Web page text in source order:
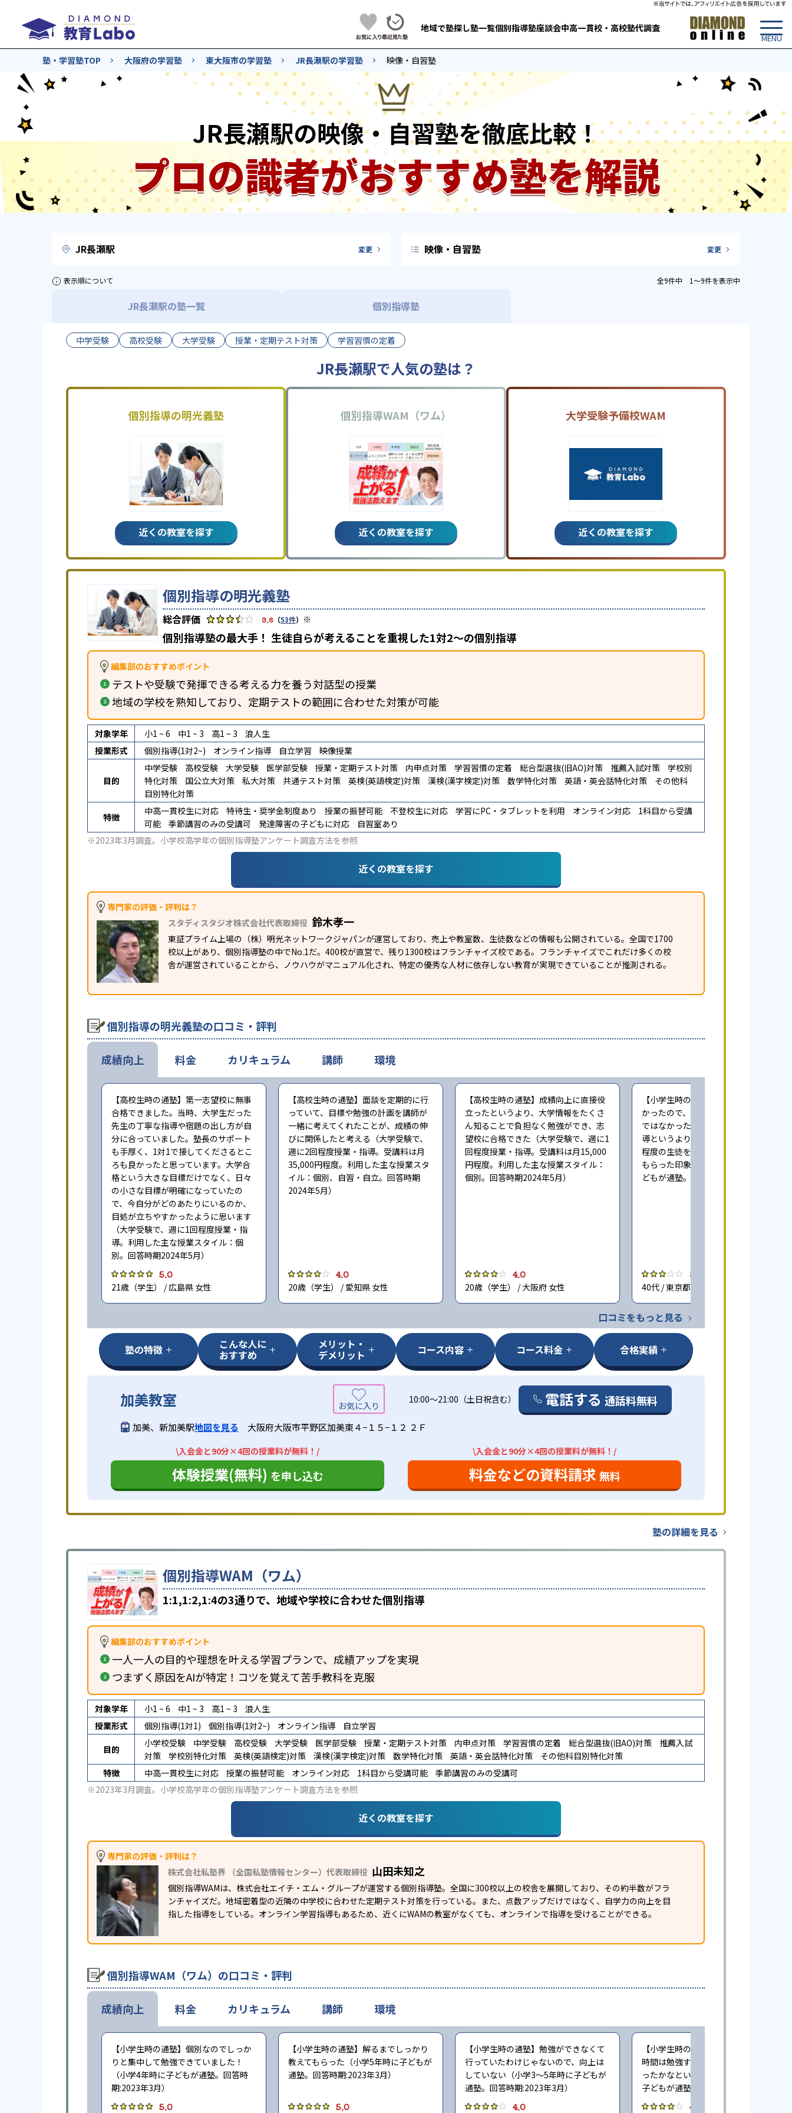
地域で塾探し塾一覧個別指導塾座談会中高一貫校・高校塾代調査
塾・学習塾TOP 大阪府の学習塾 東大阪市の学習塾 JR長瀬駅の学習塾 映像・自習塾
JR長瀬駅の映像・自習塾を徹底比較！
プロの識者がおすすめ塾を解説
JR長瀬駅 変更 映像・自習塾 変更
表示順について 全9件中 1〜9件を表示中
JR長瀬駅の塾一覧 個別指導塾
中学受験 高校受験 大学受験 授業・定期テスト対策 学習習慣の定着
JR長瀬駅で人気の塾は？
個別指導の明光義塾
近くの教室を探す
個別指導WAM（ワム）
近くの教室を探す
大学受験予備校WAM
近くの教室を探す
個別指導の明光義塾
3.6 （53件） ※
個別指導塾の最大手！ 生徒自らが考えることを重視した1対2〜の個別指導
編集部のおすすめポイント
テストや受験で発揮できる考える力を養う対話型の授業
地域の学校を熟知しており、定期テストの範囲に合わせた対策が可能
対象学年 小1 ~ 6 中1 ~ 3 高1 ~ 3
浪人生
授業形式
個別指導(1対2~) オンライン指導 自立学習 映像授業
目的
中学受験 高校受験 大学受験 医学部受験 授業・定期テスト対策 内申点対策 学習習慣の定着 総合型選抜(旧AO)対策 推薦入試対策
学校別
特化対策
国公立大対策 私大対策 共通テスト対策 英検(英語検定)対策 漢検(漢字検定)対策 数学特化対策 英語・英会話特化対策
その他科
目別特化対策
特徴
中高一貫校生に対応 特待生・奨学金制度あり 授業の振替可能 不登校生に対応 学習にPC・タブレットを利用 オンライン対応
1科目から受講
可能
季節講習のみの受講可 発達障害の子どもに対応
自習室あり
※2023年3月調査。 小学校高学年の個別指導塾アンケート調査方法を参照
近くの教室を探す
専門家の評価・評判は？
スタディスタジオ株式会社代表取締役 鈴木孝一
東証プライム上場の（株）明光ネットワークジャパンが運営しており、売上や教室数、生徒数などの情報も公開されている。全国で1700
校以上があり、個別指導塾の中でNo.1だ。400校が直営で、残り1300校はフランチャイズ校である。フランチャイズでこれだけ多くの校
舎が運営されていることから、ノウハウがマニュアル化され、特定の優秀な人材に依存しない教育が実現できていることが推測される。
個別指導の明光義塾の口コミ・評判
成績向上
【高校生時の通塾】第一志望校に無事
合格できました。当時、大学生だった
先生の丁寧な指導や宿題の出し方が自
分に合っていました。塾長のサポート
も手厚く、1対1で接してくださるとこ
ろも良かったと思っています。大学合
格という大きな目標だけでなく、日々
の小さな目標が明確になっていたの
で、今自分がどのあたりにいるのか、
目処が立ちやすかったように思います
（大学受験で、週に1回程度授業・指
導。利用した主な授業スタイル：個
別。回答時期2024年5月）
5.0
21歳（学生） / 広島県 女性
【高校生時の通塾】面談を定期的に行
っていて、目標や勉強の計画を講師が
一緒に考えてくれたことが、成績の伸
びに関係したと考える（大学受験で、
週に2回程度授業・指導。受講料は月
35,000円程度。利用した主な授業スタ
イル：個別、自習・自立。回答時期
2024年5月）
4.0
20歳（学生） / 愛知県 女性
【高校生時の通塾】成績向上に直接役
立ったというより、大学情報をたくさ
ん知ることで負担なく勉強ができ、志
望校に合格できた（大学受験で、週に1
回程度授業・指導。受講料は月15,000
円程度。利用した主な授業スタイル：
個別。回答時期2024年5月）
4.0
20歳（学生） / 大阪府 女性
【小学生時の通塾】本人にやる気が無
かったので、成績向上するという感じ
ではなかった。また指導自体も個人指
導というより、一人の先生が一度に3人
程度の生徒をみており、きちんとみて
もらった印象ではない（小学6年時に子
どもが通塾。回答時期:2023年3月）
3.0
40代 / 東京都 女性
口コミをもっと見る
料金 カリキュラム 講師 環境
塾の特徴 こんな人に
おすすめ
メリット・
デメリット コース内容 コース料金 合格実績
加美教室 10:00〜21:00（土日祝含む） 電話する 通話料無料
加美、新加美駅地図を見る 大阪府大阪市平野区加美東４−１５−１２ ２Ｆ
\入会金と90分×4回の授業料が無料！/
体験授業(無料) を申し込む
\入会金と90分×4回の授業料が無料！/
料金などの資料請求 無料
塾の詳細を見る
個別指導WAM（ワム）
1:1,1:2,1:4の3通りで、地域や学校に合わせた個別指導
編集部のおすすめポイント
一人一人の目的や理想を叶える学習プランで、成績アップを実現
つまずく原因をAIが特定！コツを覚えて苦手教科を克服
対象学年 小1 ~ 6 中1 ~ 3 高1 ~ 3
浪人生
授業形式
個別指導(1対1) 個別指導(1対2~) オンライン指導
自立学習
目的
小学校受験 中学受験 高校受験 大学受験 医学部受験 授業・定期テスト対策 内申点対策 学習習慣の定着 総合型選抜(旧AO)対策
推薦入試
対策
学校別特化対策 英検(英語検定)対策 漢検(漢字検定)対策 数学特化対策 英語・英会話特化対策
その他科目別特化対策
特徴
中高一貫校生に対応 授業の振替可能 オンライン対応 1科目から受講可能
季節講習のみの受講可
※2023年3月調査。 小学校高学年の個別指導塾アンケート調査方法を参照
近くの教室を探す
専門家の評価・評判は？
株式会社私塾界 （全国私塾情報センター）代表取締役 山田未知之
個別指導WAMは、株式会社エイチ・エム・グループが運営する個別指導塾。全国に300校以上の校舎を展開しており、その約半数がフラ
ンチャイズだ。地域密着型の近隣の中学校に合わせた定期テスト対策を行っている。また、点数アップだけではなく、自学力の向上を目
指した指導をしている。オンライン学習指導もあるため、近くにWAMの教室がなくても、オンラインで指導を受けることができる。
個別指導WAM（ワム）の口コミ・評判
成績向上
【小学生時の通塾】個別なのでしっか
りと集中して勉強できていました！
（小学4年時に子どもが通塾。回答時
期:2023年3月）
5.0
【小学生時の通塾】解るまでしっかり
教えてもらった（小学5年時に子どもが
通塾。回答時期:2023年3月）
5.0
【小学生時の通塾】勉強ができなくて
行っていたわけじゃないので、向上は
していない（小学3〜5年時に子どもが
通塾。回答時期:2023年3月）
4.0
【小学生時の通塾】まあ、行っている
時間は勉強するので少しは学力が上が
ったかなという程度です（小学6年時に
子どもが通塾。回答時期:2023年3月）
4.0
料金 カリキュラム 講師 環境